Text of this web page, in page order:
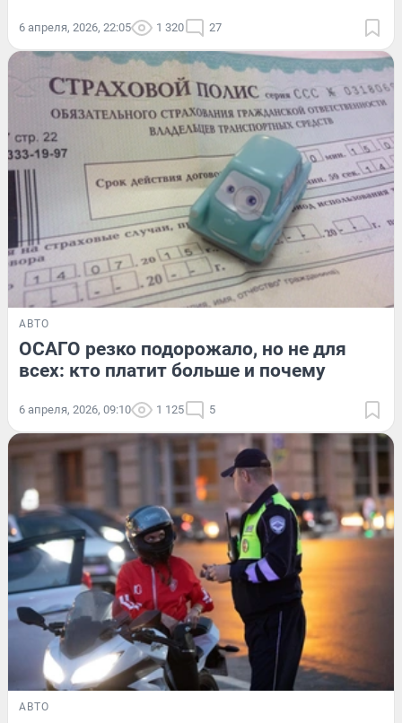
6 апреля, 2026, 22:05 1 320 27
АВТО
ОСАГО резко подорожало, но не для
всех: кто платит больше и почему
6 апреля, 2026, 09:10 1 125 5
АВТО